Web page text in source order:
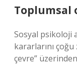
Toplumsal
Sosyal psikoloji
kararlarını
çevre”